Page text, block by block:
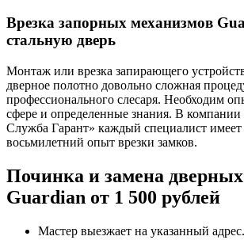
Врезка запорных механизмов
стальную дверь
Монтаж или врезка запирающего
дверное полотно довольно сложная
профессионального слесаря. Необходим
сфере и определенные знания. В компании
Служба Гарант» каждый специалист
восьмилетний опыт врезки замков.
Починка и замена дверных
Guardian от 1 500 рублей
Мастер выезжает на указанный